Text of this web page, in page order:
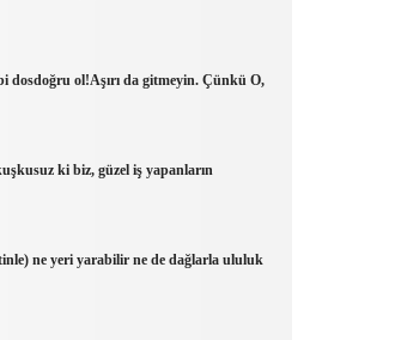
dosdoğru ol!Aşırı da gitmeyin. Çünkü O,
ki biz, güzel iş yapanların
ne yeri yarabilir ne de dağlarla ululuk